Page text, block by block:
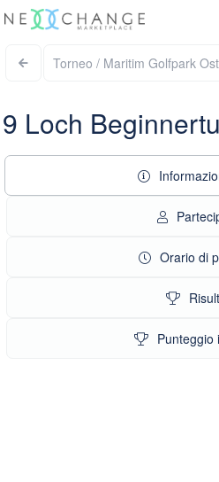
Torneo / Maritim Golfpark
9 Loch
Orario di
Punteggio